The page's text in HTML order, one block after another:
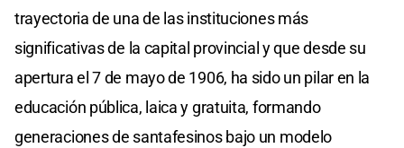
trayectoria de una de las instituciones más
significativas de la capital provincial y que desde su
apertura el 7 de mayo de 1906, ha sido un pilar en la
educación pública, laica y gratuita, formando
generaciones de santafesinos bajo un modelo